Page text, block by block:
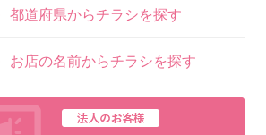
都道府県からチラシを探す
お店の名前からチラシを探す